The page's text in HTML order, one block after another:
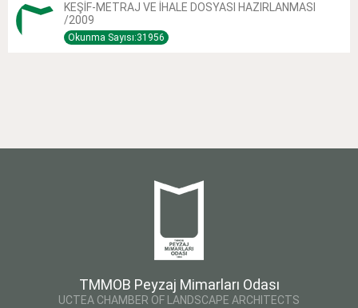
KEŞİF-METRAJ VE İHALE DOSYASI HAZIRLANMASI
/2009
Okunma Sayısı:31956
TMMOB Peyzaj Mimarları Odası
UCTEA CHAMBER OF LANDSCAPE ARCHITECTS